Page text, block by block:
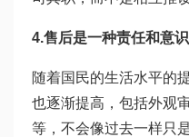
4.售后是一种责任和意识
随着国民的生活水平的
也逐渐提高，包括外观
等，不会像过去一样只